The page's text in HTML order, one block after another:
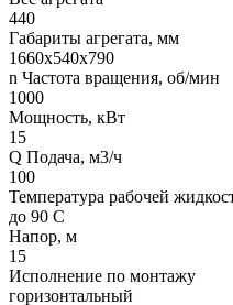
440
Габариты агрегата, мм
1660х540х790
n Частота вращения, об/мин
1000
Мощность, кВт
15
Q Подача, м3/ч
100
Температура рабочей
до 90 С
Напор, м
15
Исполнение по монтажу
горизонтальный